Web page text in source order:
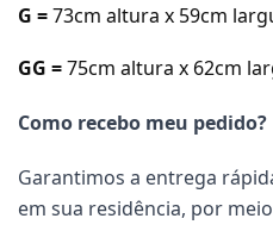
G =73cm altura x 59cm
GG =75cm altura x 62cm
Como recebo meu pedido?
Garantimos a entrega
em sua residência, por